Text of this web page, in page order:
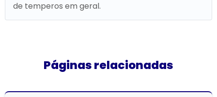
de temperos em geral.
Páginas relacionadas